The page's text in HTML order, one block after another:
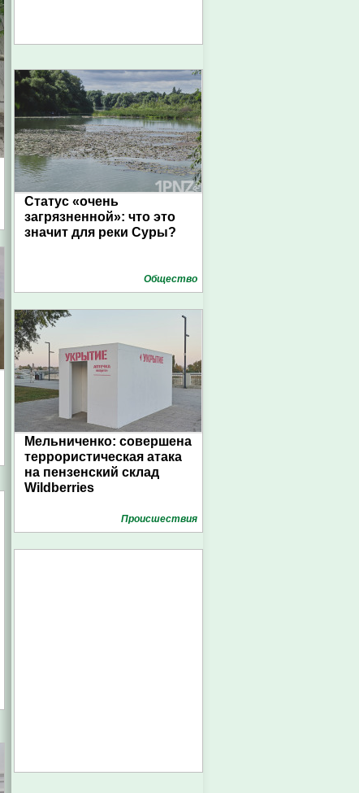
Статус «очень
загрязненной»: что это
значит для реки Суры?
Общество
Мельниченко: совершена
террористическая атака
на пензенский склад
Wildberries
Проиcшествия